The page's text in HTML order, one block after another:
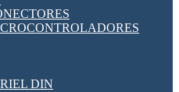
CARRERA
Y TC'S DE CORRIENTE
DIN